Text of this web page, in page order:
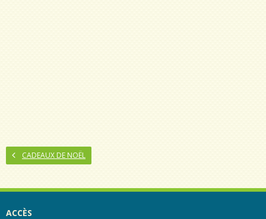
CADEAUX DE NOËL
ACCÈS